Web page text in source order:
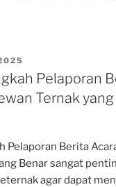
Pelaporan
Ternak
Pelaporan Berita
Benar sangat
agar dapat